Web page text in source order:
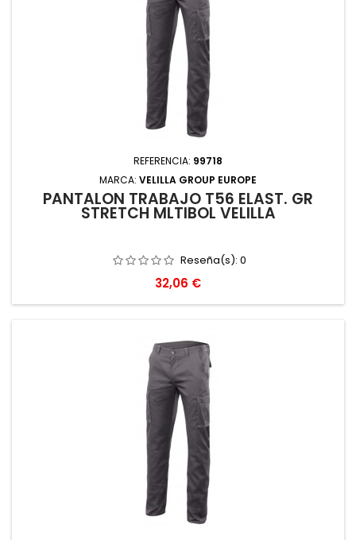
REFERENCIA: 99718
MARCA: VELILLA GROUP EUROPE
PANTALON TRABAJO T56 ELAST. GR
STRETCH MLTIBOL VELILLA
Reseña(s): 0
Precio
32,06 €